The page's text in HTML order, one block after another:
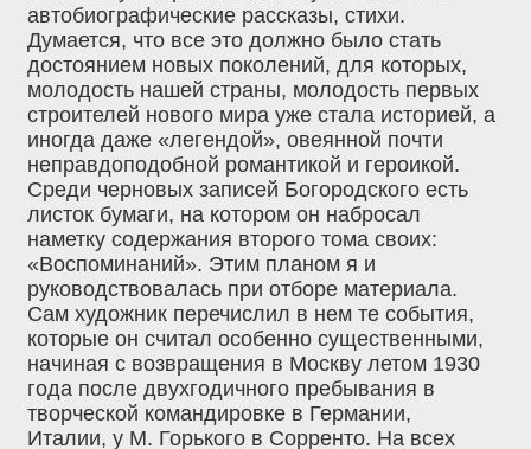
автобиографические рассказы, стихи.
Думается, что все это должно было стать
достоянием новых поколений, для которых,
молодость нашей страны, молодость первых
строителей нового мира уже стала историей, а
иногда даже «легендой», овеянной почти
неправдоподобной романтикой и героикой.
Среди черновых записей Богородского есть
листок бумаги, на котором он набросал
наметку содержания второго тома своих:
«Воспоминаний». Этим планом я и
руководствовалась при отборе материала.
Сам художник перечислил в нем те события,
которые он считал особенно существенными,
начиная с возвращения в Москву летом 1930
года после двухгодичного пребывания в
творческой командировке в Германии,
Италии, у М. Горького в Сорренто. На всех